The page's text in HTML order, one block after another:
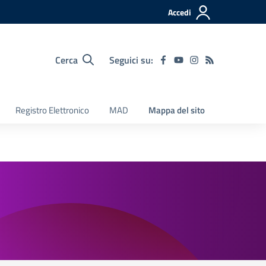
Accedi
Cerca Seguici su:
Registro Elettronico MAD Mappa del sito